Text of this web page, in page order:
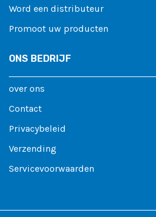
Word een distributeur
Promoot uw producten
ONS BEDRIJF
over ons
Contact
Privacybeleid
Verzending
Servicevoorwaarden